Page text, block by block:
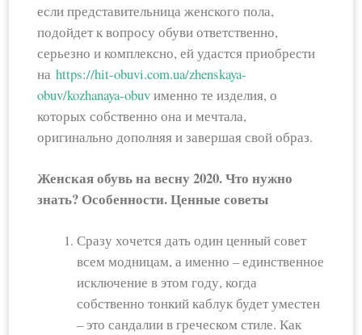
если представительница женского пола,
подойдет к вопросу обуви ответственно,
серьезно и комплексно, ей удастся приобрести
наhttps://hit-obuvi.com.ua/zhenskaya-
obuv/kozhanaya-obuvименно те изделия, о
которых собственно она и мечтала,
оригинально дополняя и завершая свой образ.
Женская обувь на весну 2020. Что нужно
знать? Особенности. Ценные советы
Сразу хочется дать один ценный совет
всем модницам, а именно – единственное
исключение в этом году, когда
собственно тонкий каблук будет уместен
– это сандалии в греческом стиле. Как